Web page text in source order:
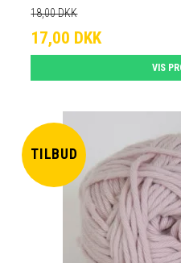
18,00 DKK
17,00 DKK
VIS
TILBUD